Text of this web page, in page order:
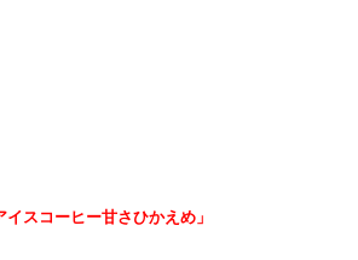
イスコーヒー甘さひかえめ」